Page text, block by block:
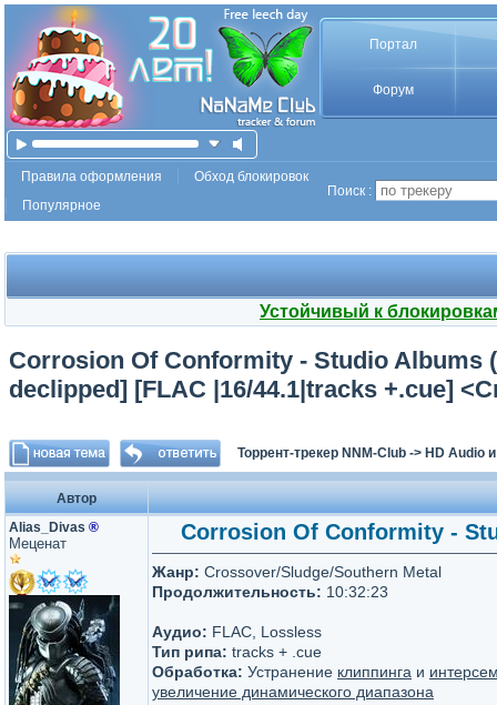
Портал
Форум
Правила оформления
Обход блокировок
Популярное
Поиск :
Устойчивый к
Corrosion Of Conformity - Studio Albums
declipped] [FLAC |16/44.1|tracks +.cue]
Торрент-трекер NNM-Club -> HD Audio
Автор
Alias_Divas ®
Меценат Corrosion Of Conformity -
Жанр: Crossover/Sludge/Southern Metal
Продолжительность: 10:32:23
Аудио: FLAC, Lossless
Тип рипа: tracks + .cue
Обработка: Устранение клиппинга и
увеличение динамического диапазона